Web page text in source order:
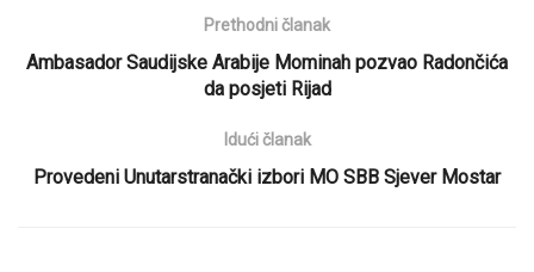
Prethodni članak
Ambasador Saudijske Arabije Mominah pozvao Radončića
da posjeti Rijad
Idući članak
Provedeni Unutarstranački izbori MO SBB Sjever Mostar